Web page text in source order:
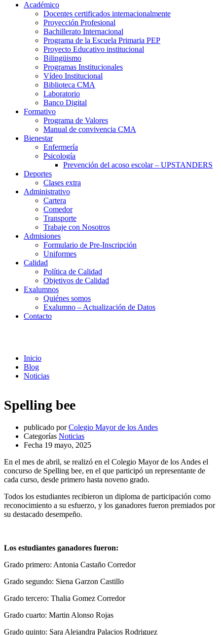
Académico
Docentes certificados internacionalmente
Proyección Profesional
Bachillerato Internacional
Programa de la Escuela Primaria PEP
Proyecto Educativo institucional
Bilingüismo
Programas Institucionales
Vídeo Institucional
Biblioteca CMA
Laboratorio
Banco Digital
Formativo
Programa de Valores
Manual de convivencia CMA
Bienestar
Enfermería
Psicología
Prevención del acoso escolar – UPSTANDERS
Deportes
Clases extra
Administrativo
Cartera
Comedor
Transporte
Trabaje con Nosotros
Admisiones
Formulario de Pre-Inscripción
Uniformes
Calidad
Política de Calidad
Objetivos de Calidad
Exalumnos
Quiénes somos
Exalumno – Actualización de Datos
Contacto
Inicio
Blog
Noticias
Spelling bee
publicado por Colegio Mayor de los Andes
Categorías Noticias
Fecha 19 mayo, 2025
En el mes de abril, se realizó en el Colegio Mayor de los Andes el
concurso de Spelling bee, en el que participó un representante de
cada curso, desde primero hasta noveno grado.
Todos los estudiantes recibieron un diploma de participación como
reconocimiento a su esfuerzo, y los ganadores fueron premiados por
su destacado desempeño.
Los estudiantes ganadores fueron:
Grado primero: Antonia Castaño Corredor
Grado segundo: Siena Garzon Castillo
Grado tercero: Thalia Gomez Corredor
Grado cuarto: Martin Alonso Rojas
Grado quinto: Sara Alejandra Palacios Rodriguez